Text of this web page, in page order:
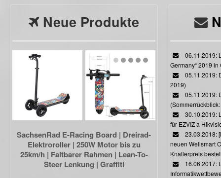
Neue Produkte
SachsenRad E-Racing Board | Dreirad-
Elektroroller | 250W Motor bis zu
25km/h | Faltbarer Rahmen | Lean-To-
Steer Lenkung | Graffiti
06.11.2019:
Germany“ 2019
05.11.2019:
2019)
05.11.2019:
30.10.2019:
für EZVIZ a
23.03.2018:
neuen Wellsmart
Knallerpreis
16.06.2017: